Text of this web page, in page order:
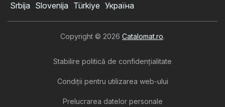
Srbija Slovenija Türkiye Україна
Copyright © 2026 Catalomat.ro.
Stabilire politică de confidenţialitate
Condiţii pentru utilizarea web-ului
Prelucrarea datelor personale